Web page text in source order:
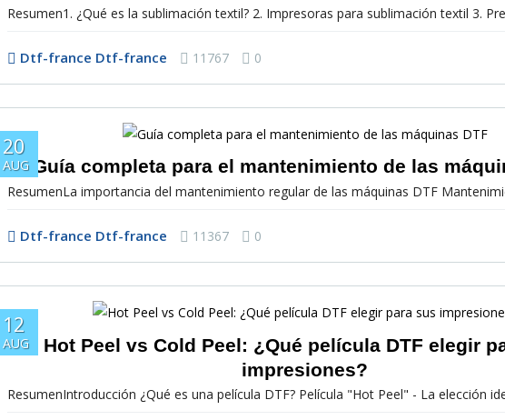
Resumen1. ¿Qué es la sublimación textil? 2. Impresoras para sublimación textil 3.
Dtf-france Dtf-france 11767 0
20
AUG Guía completa para el mantenimiento de las
ResumenLa importancia del mantenimiento regular de las máquinas DTF
Dtf-france Dtf-france 11367 0
12
AUG
Hot Peel vs Cold Peel: ¿Qué película DTF elegir
impresiones?
ResumenIntroducción ¿Qué es una película DTF? Película "Hot Peel" - La elección